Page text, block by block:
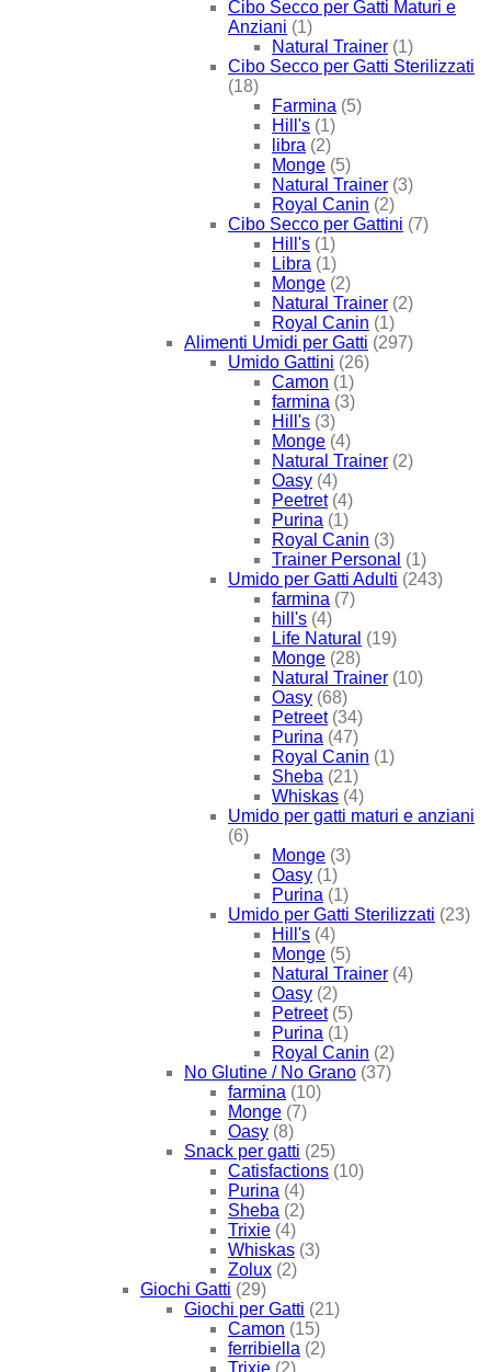
Cibo Secco per Gatti Maturi e
Anziani (1)
Natural Trainer (1)
Cibo Secco per Gatti Sterilizzati
(18)
Farmina (5)
Hill's (1)
libra (2)
Monge (5)
Natural Trainer (3)
Royal Canin (2)
Cibo Secco per Gattini (7)
Hill's (1)
Libra (1)
Monge (2)
Natural Trainer (2)
Royal Canin (1)
Alimenti Umidi per Gatti (297)
Umido Gattini (26)
Camon (1)
farmina (3)
Hill's (3)
Monge (4)
Natural Trainer (2)
Oasy (4)
Peetret (4)
Purina (1)
Royal Canin (3)
Trainer Personal (1)
Umido per Gatti Adulti (243)
farmina (7)
hill's (4)
Life Natural (19)
Monge (28)
Natural Trainer (10)
Oasy (68)
Petreet (34)
Purina (47)
Royal Canin (1)
Sheba (21)
Whiskas (4)
Umido per gatti maturi e anziani
(6)
Monge (3)
Oasy (1)
Purina (1)
Umido per Gatti Sterilizzati (23)
Hill's (4)
Monge (5)
Natural Trainer (4)
Oasy (2)
Petreet (5)
Purina (1)
Royal Canin (2)
No Glutine / No Grano (37)
farmina (10)
Monge (7)
Oasy (8)
Snack per gatti (25)
Catisfactions (10)
Purina (4)
Sheba (2)
Trixie (4)
Whiskas (3)
Zolux (2)
Giochi Gatti (29)
Giochi per Gatti (21)
Camon (15)
ferribiella (2)
Trixie (2)